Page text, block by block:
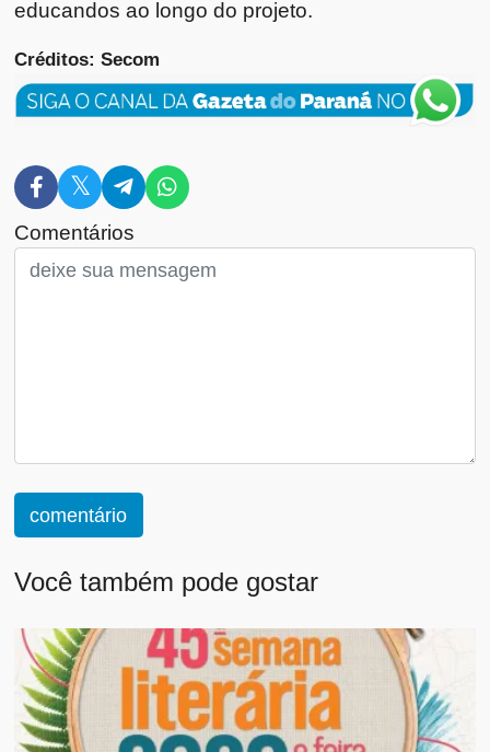
educandos ao longo do projeto.
Créditos: Secom
Comentários
comentário
Você também pode gostar